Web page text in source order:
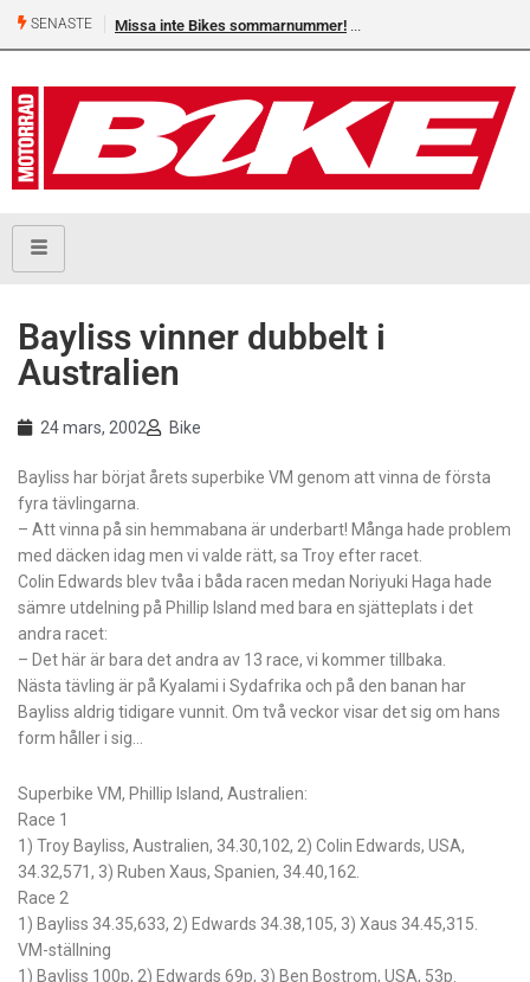
SENASTE Missa inte Bikes sommarnummer!
Bayliss vinner dubbelt i
Australien
24 mars, 2002 Bike
Bayliss har börjat årets superbike VM genom att vinna de första
fyra tävlingarna.
– Att vinna på sin hemmabana är underbart! Många hade problem
med däcken idag men vi valde rätt, sa Troy efter racet.
Colin Edwards blev tvåa i båda racen medan Noriyuki Haga hade
sämre utdelning på Phillip Island med bara en sjätteplats i det
andra racet:
– Det här är bara det andra av 13 race, vi kommer tillbaka.
Nästa tävling är på Kyalami i Sydafrika och på den banan har
Bayliss aldrig tidigare vunnit. Om två veckor visar det sig om hans
form håller i sig…
Superbike VM, Phillip Island, Australien:
Race 1
1) Troy Bayliss, Australien, 34.30,102, 2) Colin Edwards, USA,
34.32,571, 3) Ruben Xaus, Spanien, 34.40,162.
Race 2
1) Bayliss 34.35,633, 2) Edwards 34.38,105, 3) Xaus 34.45,315.
VM-ställning
1) Bayliss 100p, 2) Edwards 69p, 3) Ben Bostrom, USA, 53p.